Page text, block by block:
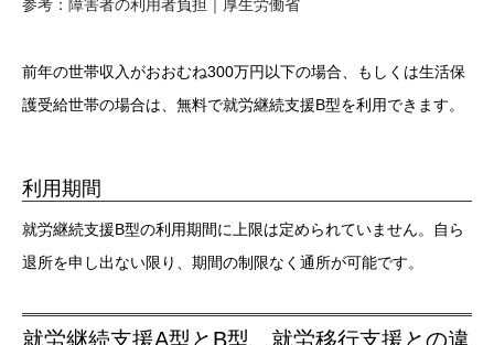
参考：障害者の利用者負担｜厚生労働省
前年の世帯収入がおおむね300万円以下の場合、もしくは生活保
護受給世帯の場合は、無料で就労継続支援B型を利用できます。
利用期間
就労継続支援B型の利用期間に上限は定められていません。自ら
退所を申し出ない限り、期間の制限なく通所が可能です。
就労継続支援A型とB型、就労移行支援との違